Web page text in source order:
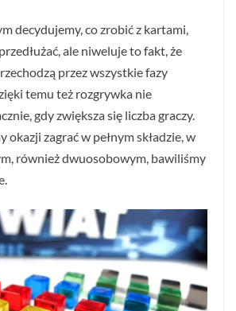
decydujemy, co zrobić z kartami,
ale niweluje to fakt, że
przez wszystkie fazy
temu też rozgrywka nie
gdy zwiększa się liczba graczy.
okazji zagrać w pełnym składzie, w
również dwuosobowym, bawiliśmy